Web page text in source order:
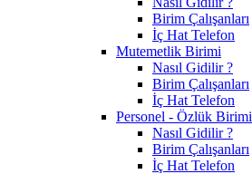
Birim Çalışanları
İç Hat Telefon
Mutemetlik Birimi
Nasıl Gidilir ?
Birim Çalışanları
İç Hat Telefon
Personel - Özlük Birimi
Nasıl Gidilir ?
Birim Çalışanları
İç Hat Telefon